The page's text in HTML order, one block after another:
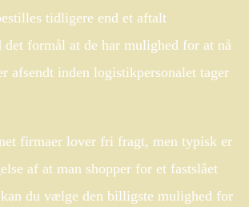
tidligere end et aftalt
formål at de har mulighed for at nå
afsendt inden logistikpersonalet tager
firmaer lover fri fragt, men typisk er
af at man shopper for et fastslået
du vælge den billigste mulighed for